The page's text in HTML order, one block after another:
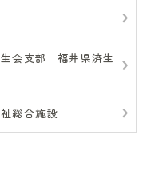
会支部 福井県済生
総合施設